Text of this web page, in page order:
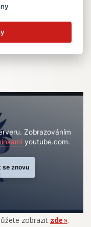
Zobrazováním
youtube.com.
se znovu
zobrazit zde .